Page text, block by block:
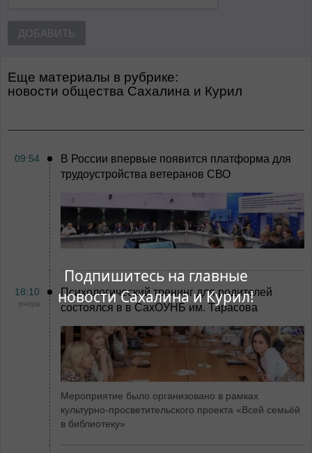
Подпишитесь на главные
новости Сахалина и Курил!
ДОБАВИТЬ
Еще материалы в рубрике:
Новости общества Сахалина и Курил
09:54
В России впервые появится платформа для
трудоустройства ветеранов СВО
18:10
вчера
Психологический тренинг для родителей
состоялся в в СахОУНБ им. Тарасова
Мероприятие было организовано в рамках
культурно-просветительского проекта «Всей семьёй
в библиотеку»